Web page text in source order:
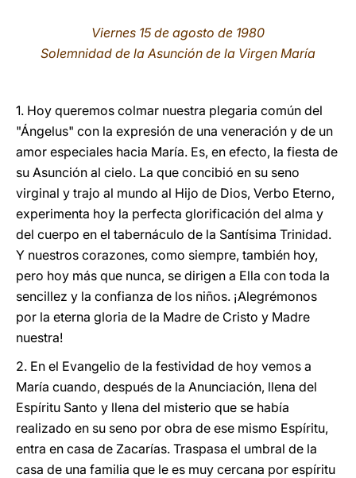
Viernes 15 de agosto de 1980
Solemnidad de la Asunción de la Virgen María
1. Hoy queremos colmar nuestra plegaria común del
"Ángelus" con la expresión de una veneración y de un
amor especiales hacia María. Es, en efecto, la fiesta de
su Asunción al cielo. La que concibió en su seno
virginal y trajo al mundo al Hijo de Dios, Verbo Eterno,
experimenta hoy la perfecta glorificación del alma y
del cuerpo en el tabernáculo de la Santísima Trinidad.
Y nuestros corazones, como siempre, también hoy,
pero hoy más que nunca, se dirigen a Ella con toda la
sencillez y la confianza de los niños. ¡Alegrémonos
por la eterna gloria de la Madre de Cristo y Madre
nuestra!
2. En el Evangelio de la festividad de hoy vemos a
María cuando, después de la Anunciación, llena del
Espíritu Santo y llena del misterio que se había
realizado en su seno por obra de ese mismo Espíritu,
entra en casa de Zacarías. Traspasa el umbral de la
casa de una familia que le es muy cercana por espíritu